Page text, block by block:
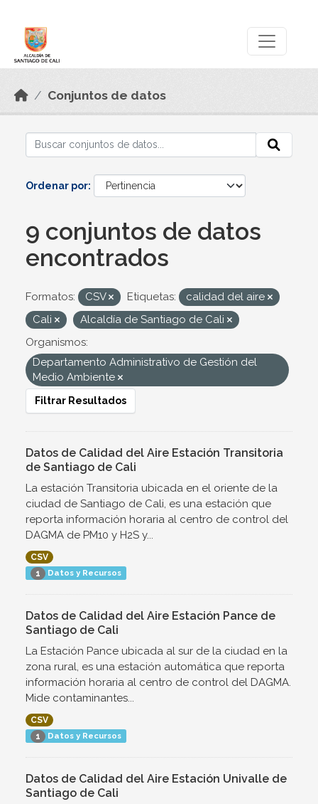
Conjuntos de datos
Ordenar por
9 conjuntos de datos
encontrados
Formatos: CSV Etiquetas:
calidad del aire
Cali
Alcaldía de Santiago de Cali
Organismos:
Departamento Administrativo de Gestión del
Medio Ambiente
Filtrar Resultados
Datos de Calidad del Aire Estación Transitoria
de Santiago de Cali
La estación Transitoria ubicada en el oriente de la
ciudad de Santiago de Cali, es una estación que
reporta información horaria al centro de control del
DAGMA de PM10 y H2S y...
CSV
1 Datos y Recursos
Datos de Calidad del Aire Estación Pance de
Santiago de Cali
La Estación Pance ubicada al sur de la ciudad en la
zona rural, es una estación automática que reporta
información horaria al centro de control del DAGMA.
Mide contaminantes...
CSV
1 Datos y Recursos
Datos de Calidad del Aire Estación Univalle de
Santiago de Cali